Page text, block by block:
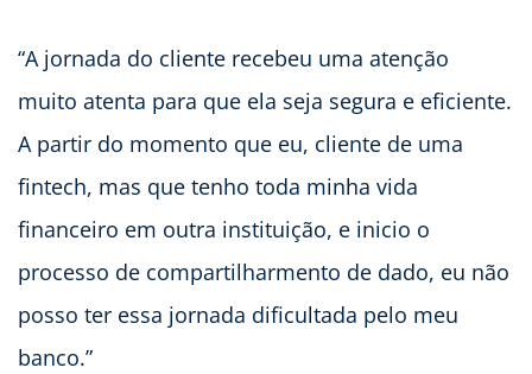
“A jornada do cliente recebeu uma atenção
muito atenta para que ela seja segura e eficiente.
A partir do momento que eu, cliente de uma
fintech, mas que tenho toda minha vida
financeiro em outra instituição, e inicio o
processo de compartilharmento de dado, eu não
posso ter essa jornada dificultada pelo meu
banco.”